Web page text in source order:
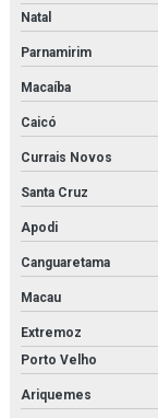
Natal
Parnamirim
Macaíba
Caicó
Currais Novos
Santa Cruz
Apodi
Canguaretama
Macau
Extremoz
Porto Velho
Ariquemes